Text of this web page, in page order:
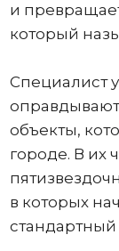
и
который
Специалист
объекты,
городе. В их
в которых